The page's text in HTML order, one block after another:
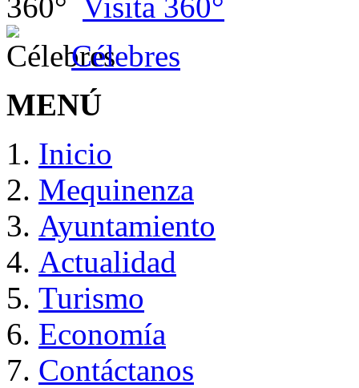
Célebres
MENÚ
Inicio
Mequinenza
Ayuntamiento
Actualidad
Turismo
Economía
Contáctanos